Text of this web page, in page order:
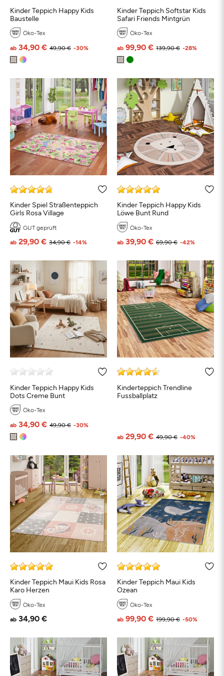
Kinder Teppich Happy Kids
Baustelle
Öko-Tex
49,90 €
ab 34,90 € -30%
Kinder Teppich Softstar Kids
Safari Friends Mintgrün
Öko-Tex
139,90 €
ab 99,90 € -28%
Kinder Spiel Straßenteppich
Girls Rosa Village
GUT geprüft
34,90 €
ab 29,90 € -14%
Kinder Teppich Happy Kids
Löwe Bunt Rund
Öko-Tex
69,90 €
ab 39,90 € -42%
Kinder Teppich Happy Kids
Dots Creme Bunt
Öko-Tex
49,90 €
ab 34,90 € -30%
Kinderteppich Trendline
Fussballplatz
49,90 €
ab 29,90 € -40%
Kinder Teppich Maui Kids Rosa
Karo Herzen
Öko-Tex
ab 34,90 €
Kinder Teppich Maui Kids
Ozean
Öko-Tex
199,90 €
ab 99,90 € -50%